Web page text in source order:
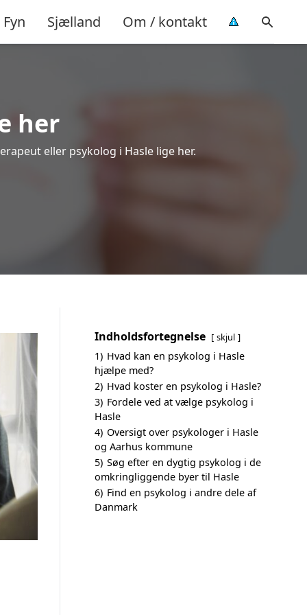
Fyn Sjælland Om / kontakt
her
eller psykolog i Hasle lige her.
Indholdsfortegnelse skjul
1) Hvad kan en psykolog i Hasle
hjælpe med?
2) Hvad koster en psykolog i Hasle?
3) Fordele ved at vælge psykolog i
Hasle
4) Oversigt over psykologer i Hasle
og Aarhus kommune
5) Søg efter en dygtig psykolog i de
omkringliggende byer til Hasle
6) Find en psykolog i andre dele af
Danmark